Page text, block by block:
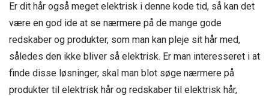
Er dit hår også meget elektrisk i denne kode tid, så kan det
være en god ide at se nærmere på de mange gode
redskaber og produkter, som man kan pleje sit hår med,
således den ikke bliver så elektrisk. Er man interesseret i at
finde disse løsninger, skal man blot søge nærmere på
produkter til elektrisk hår og redskaber til elektrisk hår,